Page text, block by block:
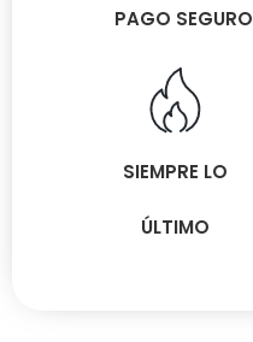
PAGO SEGURO
SIEMPRE LO
ÚLTIMO